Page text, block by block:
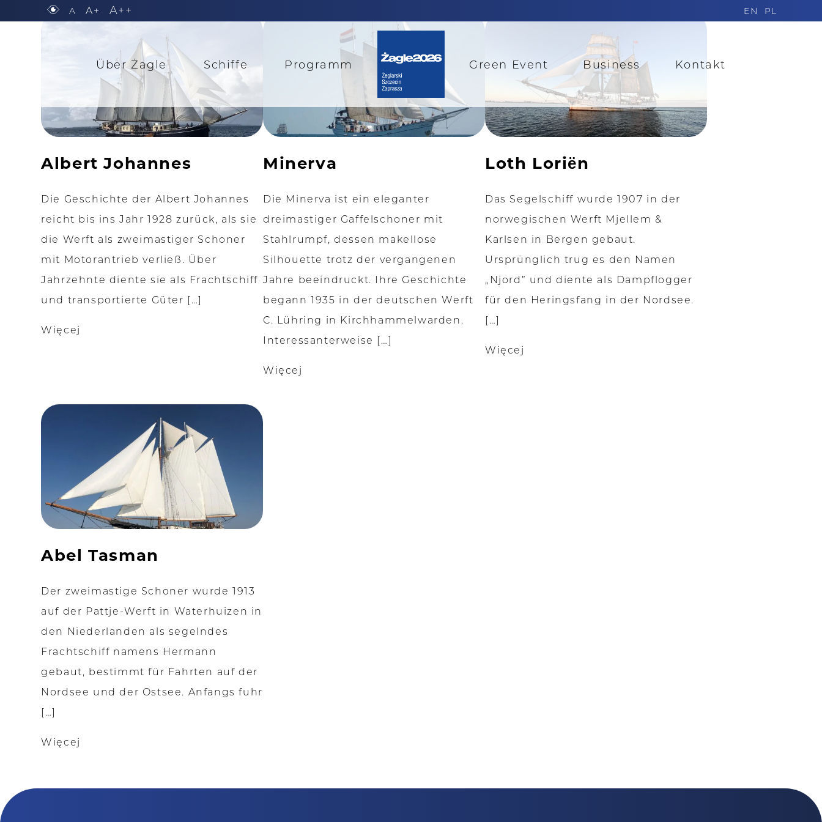
Über Żagle Schiffe Programm Green Event Business Kontakt
Albert Johannes
Die Geschichte der Albert Johannes
reicht bis ins Jahr 1928 zurück, als sie
die Werft als zweimastiger Schoner
mit Motorantrieb verließ. Über
Jahrzehnte diente sie als Frachtschiff
und transportierte Güter […]
Więcej
Minerva
Die Minerva ist ein eleganter
dreimastiger Gaffelschoner mit
Stahlrumpf, dessen makellose
Silhouette trotz der vergangenen
Jahre beeindruckt. Ihre Geschichte
begann 1935 in der deutschen Werft
C. Lühring in Kirchhammelwarden.
Interessanterweise […]
Więcej
Loth Loriën
Das Segelschiff wurde 1907 in der
norwegischen Werft Mjellem &
Karlsen in Bergen gebaut.
Ursprünglich trug es den Namen
„Njord” und diente als Dampflogger
für den Heringsfang in der Nordsee.
[…]
Więcej
Abel Tasman
Der zweimastige Schoner wurde 1913
auf der Pattje-Werft in Waterhuizen in
den Niederlanden als segelndes
Frachtschiff namens Hermann
gebaut, bestimmt für Fahrten auf der
Nordsee und der Ostsee. Anfangs fuhr
[…]
Więcej
A A+ A++ EN PL